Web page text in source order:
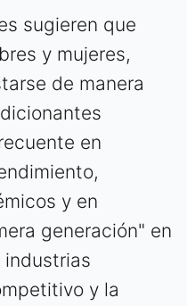
sugieren que
y mujeres,
de manera
en
y en
generación" en
industrias
y la